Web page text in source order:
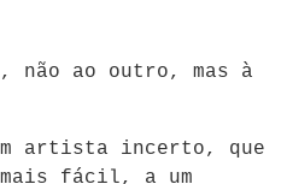
não ao outro, mas à
artista incerto, que
fácil, a um